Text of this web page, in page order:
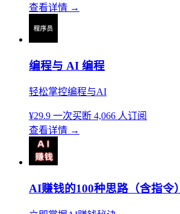
查看详情 →
编程与 AI 编程
轻松掌控编程与AI
¥29.9 一次买断 4,066 人订阅
查看详情 →
AI赚钱的100种思路（含指令）